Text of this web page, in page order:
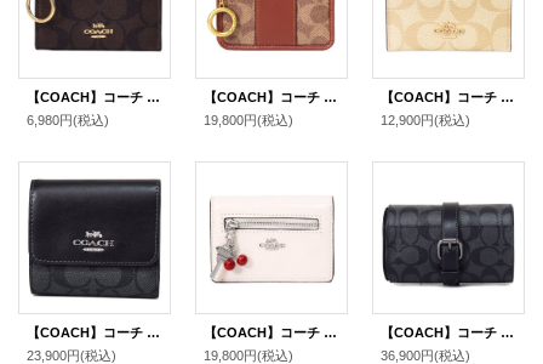
【COACH】コーチ コーティングキャンバス スムースレザー シグネチャー キーリング付き ミニ スキニー IDケース コインケース ブラウン×ブラック（日本未発売）
6,980円(税込)
【COACH】コーチ カードケース コーティングキャンバス レザー シグネチャー エッセンシャル キーリング付き ミニ スキニー IDケース コインケース タンキャラメル（日本未発売）
19,800円(税込)
【COACH】コーチ カードケース コーティングキャンバス レザー シグネチャー ロゴ スリム ID パスケース 定期入れ 名刺入れ ライトカーキ×ライトサドル（日本未発売）
12,900円(税込)
【COACH】コーチ コーティングキャンバス レザー シグネチャー スモール トリフォールド コンパクト 三つ折り財布 グラファイト×ブラック（日本未発売）
23,900円(税込)
【COACH】コーチ カードケース さくらんぼ グレイズドレザー 鍵 チャーム付き スリム カードケース 二つ折り コインケース パスケース 定期入れ 名刺入れ チャーク（日本未発売）
19,800円(税込)
【COACH】コーチ コーティングキャンバス レザー シグネチャー バックル ウォッチ ロール 腕時計 ケース チャコール×ブラック〔日本未発売〕
36,900円(税込)